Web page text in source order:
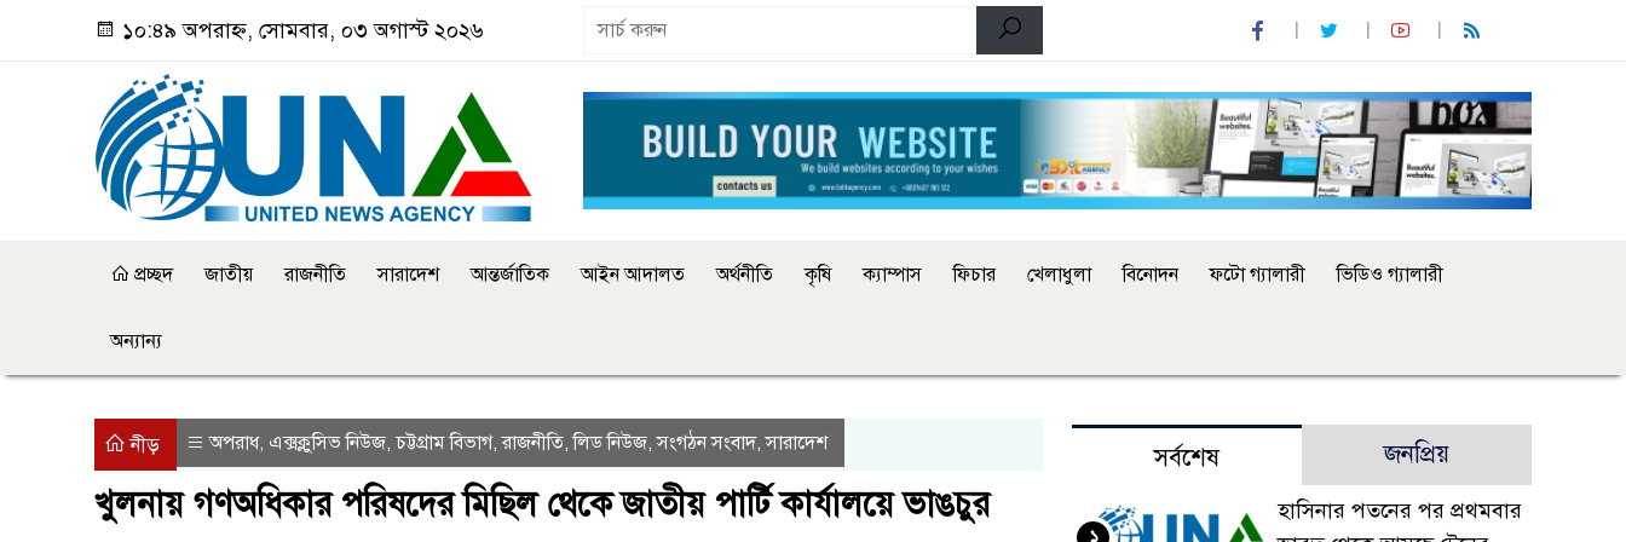
১০:৪৯ অপরাহ্ন, সোমবার, ০৩ অগাস্ট ২০২৬
প্রচ্ছদ জাতীয় রাজনীতি সারাদেশ আন্তর্জাতিক আইন আদালত অর্থনীতি কৃষি ক্যাম্পাস ফিচার খেলাধুলা বিনোদন ফটো গ্যালারী ভিডিও গ্যালারী
অন্যান্য
নীড় অপরাধ, এক্সক্লুসিভ নিউজ চট্টগ্রাম বিভাগ,রাজনীতি ,লিড নিউজ ,সংগঠন সংবাদ,সারাদেশ
খুলনায় গণঅধিকার পরিষদের মিছিল থেকে জাতীয় পার্টি কার্যালয়ে ভাঙচুর
সর্বশেষ জনপ্রিয়
হাসিনার পতনের পর প্রথমবার
১